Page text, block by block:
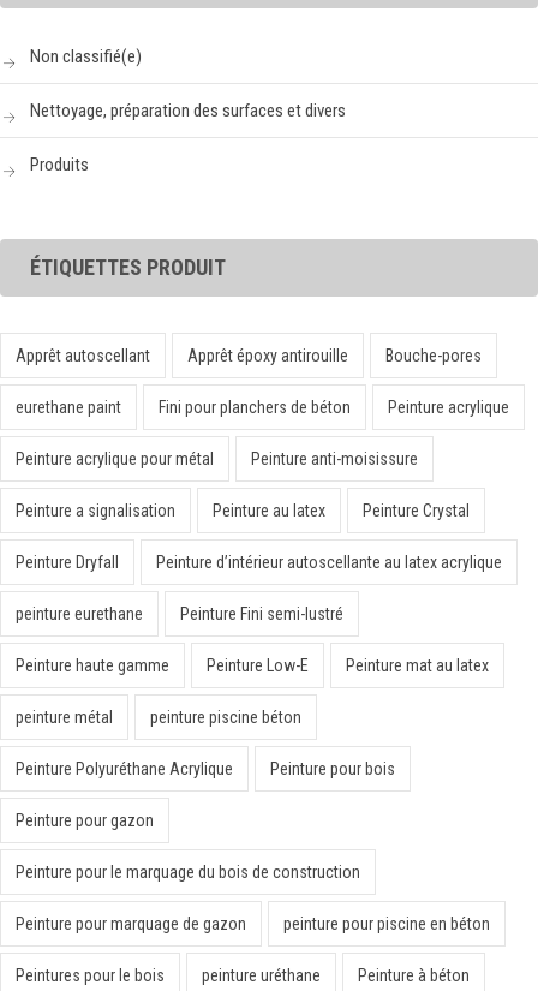
Non classifié(e)
Nettoyage, préparation des surfaces et divers
Produits
ÉTIQUETTES PRODUIT
Apprêt autoscellant Apprêt époxy antirouille Bouche-pores
eurethane paint Fini pour planchers de béton Peinture acrylique
Peinture acrylique pour métal Peinture anti-moisissure
Peinture a signalisation Peinture au latex Peinture Crystal
Peinture Dryfall Peinture d’intérieur autoscellante au latex acrylique
peinture eurethane Peinture Fini semi-lustré
Peinture haute gamme Peinture Low-E Peinture mat au latex
peinture métal peinture piscine béton
Peinture Polyuréthane Acrylique Peinture pour bois
Peinture pour gazon
Peinture pour le marquage du bois de construction
Peinture pour marquage de gazon peinture pour piscine en béton
Peintures pour le bois peinture uréthane Peinture à béton